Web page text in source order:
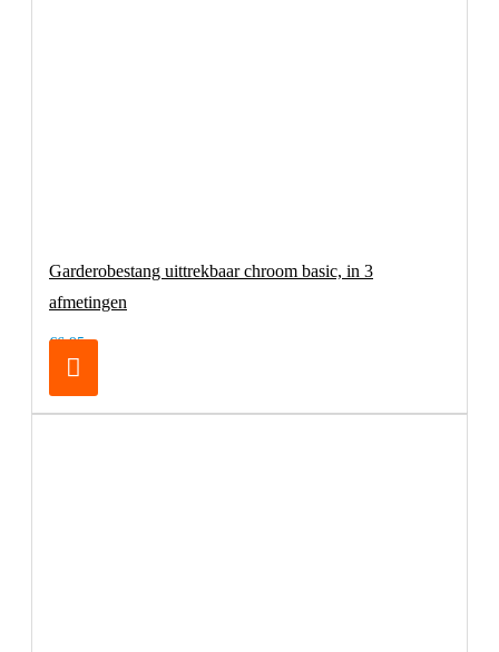
Garderobestang uittrekbaar chroom basic, in 3
afmetingen
€6,95